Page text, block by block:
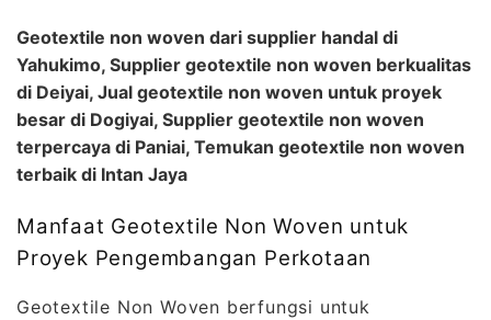
Geotextile non woven dari supplier handal di
Yahukimo, Supplier geotextile non woven berkualitas
di Deiyai, Jual geotextile non woven untuk proyek
besar di Dogiyai, Supplier geotextile non woven
terpercaya di Paniai, Temukan geotextile non woven
terbaik di Intan Jaya
Manfaat Geotextile Non Woven untuk
Proyek Pengembangan Perkotaan
Geotextile Non Woven berfungsi untuk